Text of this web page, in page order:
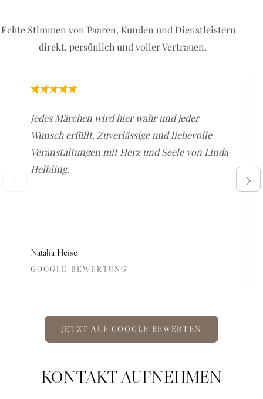
Echte Stimmen von Paaren, Kunden und Dienstleistern
– direkt, persönlich und voller Vertrauen.
Jedes Märchen wird hier wahr und jeder
Wunsch erfüllt. Zuverlässige und liebevolle
Veranstaltungen mit Herz und Seele von Linda
Helbling.
Natalia Heise
GOOGLE-BEWERTUNG
›
JETZT AUF GOOGLE BEWERTEN
KONTAKT AUFNEHMEN